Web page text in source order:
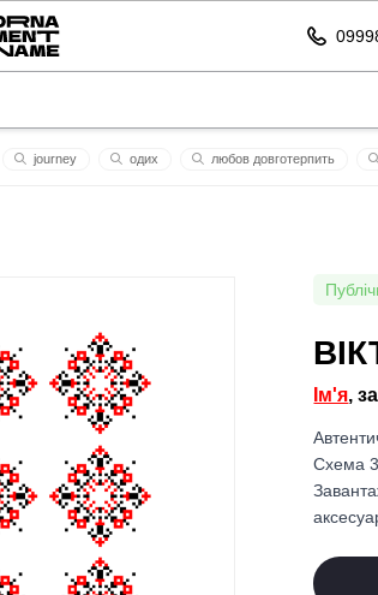
journey одих любов довготерпить
Ім'я,
Схема